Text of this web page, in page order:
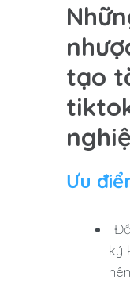
tạo
Ưu
ký